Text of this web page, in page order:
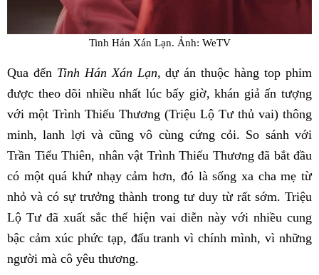
Tinh Hán Xán Lạn. Ảnh: WeTV
Qua đến Tinh Hán Xán Lạn, dự án thuộc hàng top phim
được theo dõi nhiều nhất lúc bấy giờ, khán giả ấn tượng
với một Trình Thiếu Thương (Triệu Lộ Tư thủ vai) thông
minh, lanh lợi và cũng vô cùng cứng cỏi. So sánh với
Trần Tiểu Thiên, nhân vật Trình Thiếu Thương đã bắt đầu
có một quá khứ nhạy cảm hơn, đó là sống xa cha mẹ từ
nhỏ và có sự trưởng thành trong tư duy từ rất sớm. Triệu
Lộ Tư đã xuất sắc thể hiện vai diễn này với nhiều cung
bậc cảm xúc phức tạp, đấu tranh vì chính mình, vì những
người mà cô yêu thương.